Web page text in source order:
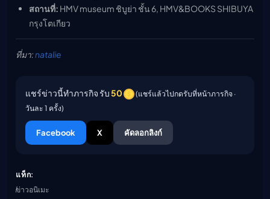
สถานที่: HMV museum ชิบูย่า ชั้น 6, HMV&BOOKS SHIBUYA
กรุงโตเกียว
ที่มา:natalie
แชร์ข่าวนี้ทำภารกิจ รับ50
(แชร์แล้วไปกดรับที่หน้าภารกิจ ·
วันละ 1 ครั้ง)
Facebook X คัดลอกลิงก์
แท็ก:
ข่าวอนิเมะ